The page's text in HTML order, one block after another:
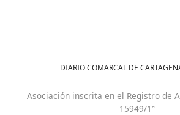
DIARIO COMARCAL DE
Asociación inscrita en el Registro de
15949/1ª